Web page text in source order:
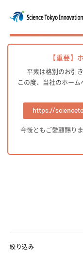
【重要】
平素は格別のお引
この度、当社のホー
https://
今後ともご愛顧賜り
絞り込み